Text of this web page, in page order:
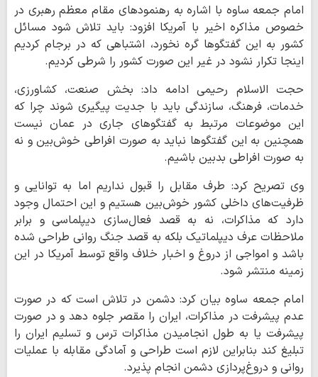
امام جمعه ساوه با اشاره به رهنمودهای مقام معظم رهبری در
خصوص مذاکره اخیر با آمریکا افزود: باید تلاش شود مسائل
کشور به این گفتگوها گره نخورد، اشتباهی که در برجام کردیم
اینجا تکرار نشود در غیر این صورت کشور را شرطی کردیم.
حجت الاسلام رحیمی ادامه داد: بخش صنعت، کشاورزی،
خدمات، فرهنگ، سازندگی باید با جدیت پیگیری شوند چرا که
این موضوعات مرتبط به گفتگوهای جاری در عمان نیست
همچنین به این گفتگوها نباید به صورت افراطی خوش‌بین و نه
به صورت افراطی بدبین باشیم.
وی تصریح کرد: طرف مقابل را قبول نداریم اما به توانایی و
ظرفیت‌های داخلی کشور خوش‌بین هستیم و این احتمال وجود
دارد که مذاکرات، نه به قصد فعال‌سازی دیپلماسی و برابر
ملاحظات عرف دیپلماتیک بلکه به قصد جنگ روانی طراحی شده
باشد و امواجی از دروغ و اخبار خلاف واقع توسط آمریکا در این
زمینه منتشر شود.
امام جمعه ساوه بیان کرد: دشمن در تلاش است که در صورت
عدم پیشرفت در مذاکرات، ایران را مقصر جلوه دهد و در صورت
پیشرفت یا به طول انجامیدن مذاکرات ترس و تسلیم ایران را
تبلیغ کند بنابراین لازم است طراحی و آمادگی مقابله با عملیات
روانی و دروغ‌پردازی دشمن انجام پذیرد.